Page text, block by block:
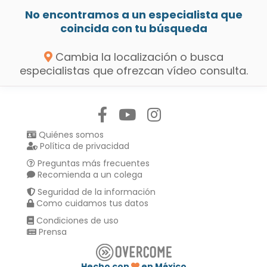
No encontramos a un especialista que
coincida con tu búsqueda
Cambia la localización o busca
especialistas que ofrezcan vídeo consulta.
Quiénes somos
Política de privacidad
Preguntas más frecuentes
Recomienda a un colega
Seguridad de la información
Como cuidamos tus datos
Condiciones de uso
Prensa